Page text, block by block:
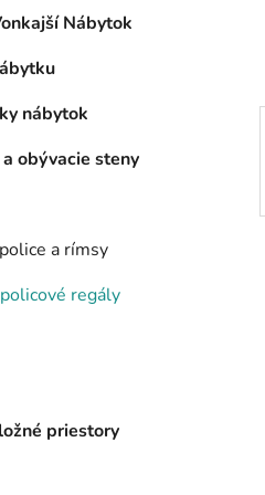
Nábytok
nábytok
obývacie steny
a rímsy
regály
priestory